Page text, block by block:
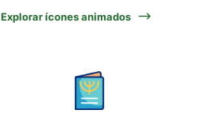
Explorar ícones animados